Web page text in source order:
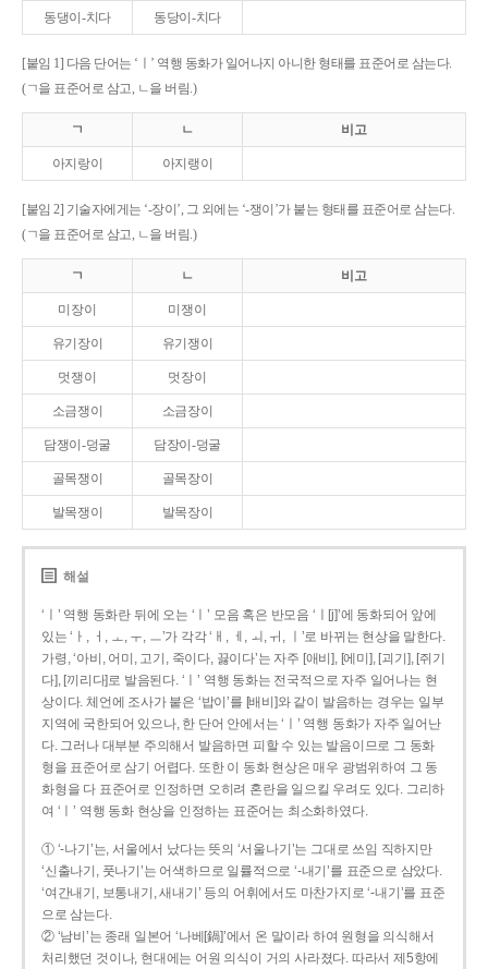
동댕이-치다 동당이-치다
[붙임 1] 다음 단어는 ‘ㅣ’ 역행 동화가 일어나지 아니한 형태를 표준어로 삼는다.
(ㄱ을 표준어로 삼고, ㄴ을 버림.)
ㄱ ㄴ 비고
아지랑이 아지랭이
[붙임 2] 기술자에게는 ‘-장이’, 그 외에는 ‘-쟁이’가 붙는 형태를 표준어로 삼는다.
(ㄱ을 표준어로 삼고, ㄴ을 버림.)
ㄱ ㄴ 비고
미장이 미쟁이
유기장이 유기쟁이
멋쟁이 멋장이
소금쟁이 소금장이
담쟁이-덩굴 담장이-덩굴
골목쟁이 골목장이
발목쟁이 발목장이
해설
‘ㅣ’ 역행 동화란 뒤에 오는 ‘ㅣ’ 모음 혹은 반모음 ‘ㅣ[j]’에 동화되어 앞에
있는 ‘ㅏ, ㅓ, ㅗ, ㅜ, ㅡ’가 각각 ‘ㅐ, ㅔ, ㅚ, ㅟ, ㅣ’로 바뀌는 현상을 말한다.
가령, ‘아비, 어미, 고기, 죽이다, 끓이다’는 자주 [애비], [에미], [괴기], [쥐기
다], [끼리다]로 발음된다. ‘ㅣ’ 역행 동화는 전국적으로 자주 일어나는 현
상이다. 체언에 조사가 붙은 ‘밥이’를 [배비]와 같이 발음하는 경우는 일부
지역에 국한되어 있으나, 한 단어 안에서는 ‘ㅣ’ 역행 동화가 자주 일어난
다. 그러나 대부분 주의해서 발음하면 피할 수 있는 발음이므로 그 동화
형을 표준어로 삼기 어렵다. 또한 이 동화 현상은 매우 광범위하여 그 동
화형을 다 표준어로 인정하면 오히려 혼란을 일으킬 우려도 있다. 그리하
여 ‘ㅣ’ 역행 동화 현상을 인정하는 표준어는 최소화하였다.
① ‘-나기’는, 서울에서 났다는 뜻의 ‘서울나기’는 그대로 쓰임 직하지만
‘신출나기, 풋나기’는 어색하므로 일률적으로 ‘-내기’를 표준으로 삼았다.
‘여간내기, 보통내기, 새내기’ 등의 어휘에서도 마찬가지로 ‘-내기’를 표준
으로 삼는다.
② ‘남비’는 종래 일본어 ‘나베[鍋]’에서 온 말이라 하여 원형을 의식해서
처리했던 것이나, 현대에는 어원 의식이 거의 사라졌다. 따라서 제5항에